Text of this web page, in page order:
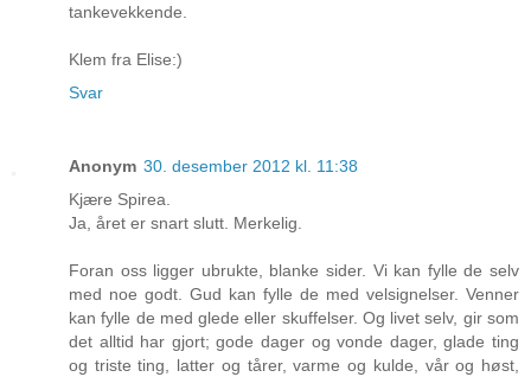
tankevekkende.
Klem fra Elise:)
Svar
Anonym 30. desember 2012 kl. 11:38
Kjære Spirea.
Ja, året er snart slutt. Merkelig.
Foran oss ligger ubrukte, blanke sider. Vi kan fylle de selv
med noe godt. Gud kan fylle de med velsignelser. Venner
kan fylle de med glede eller skuffelser. Og livet selv, gir som
det alltid har gjort; gode dager og vonde dager, glade ting
og triste ting, latter og tårer, varme og kulde, vår og høst,